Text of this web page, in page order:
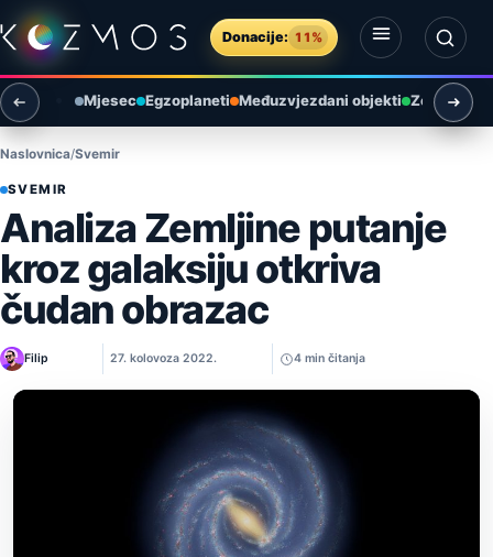
Preskoči na sadržaj
Donacije: 11%
Otvori izbornik
Otvori pretragu
Mjesec Egzoplaneti Međuzvjezdani objekti Zemlja i
Naslovnica Svemir
SVEMIR
Analiza Zemljine putanje
kroz galaksiju otkriva
čudan obrazac
Filip 27. kolovoza 2022. 4 min čitanja